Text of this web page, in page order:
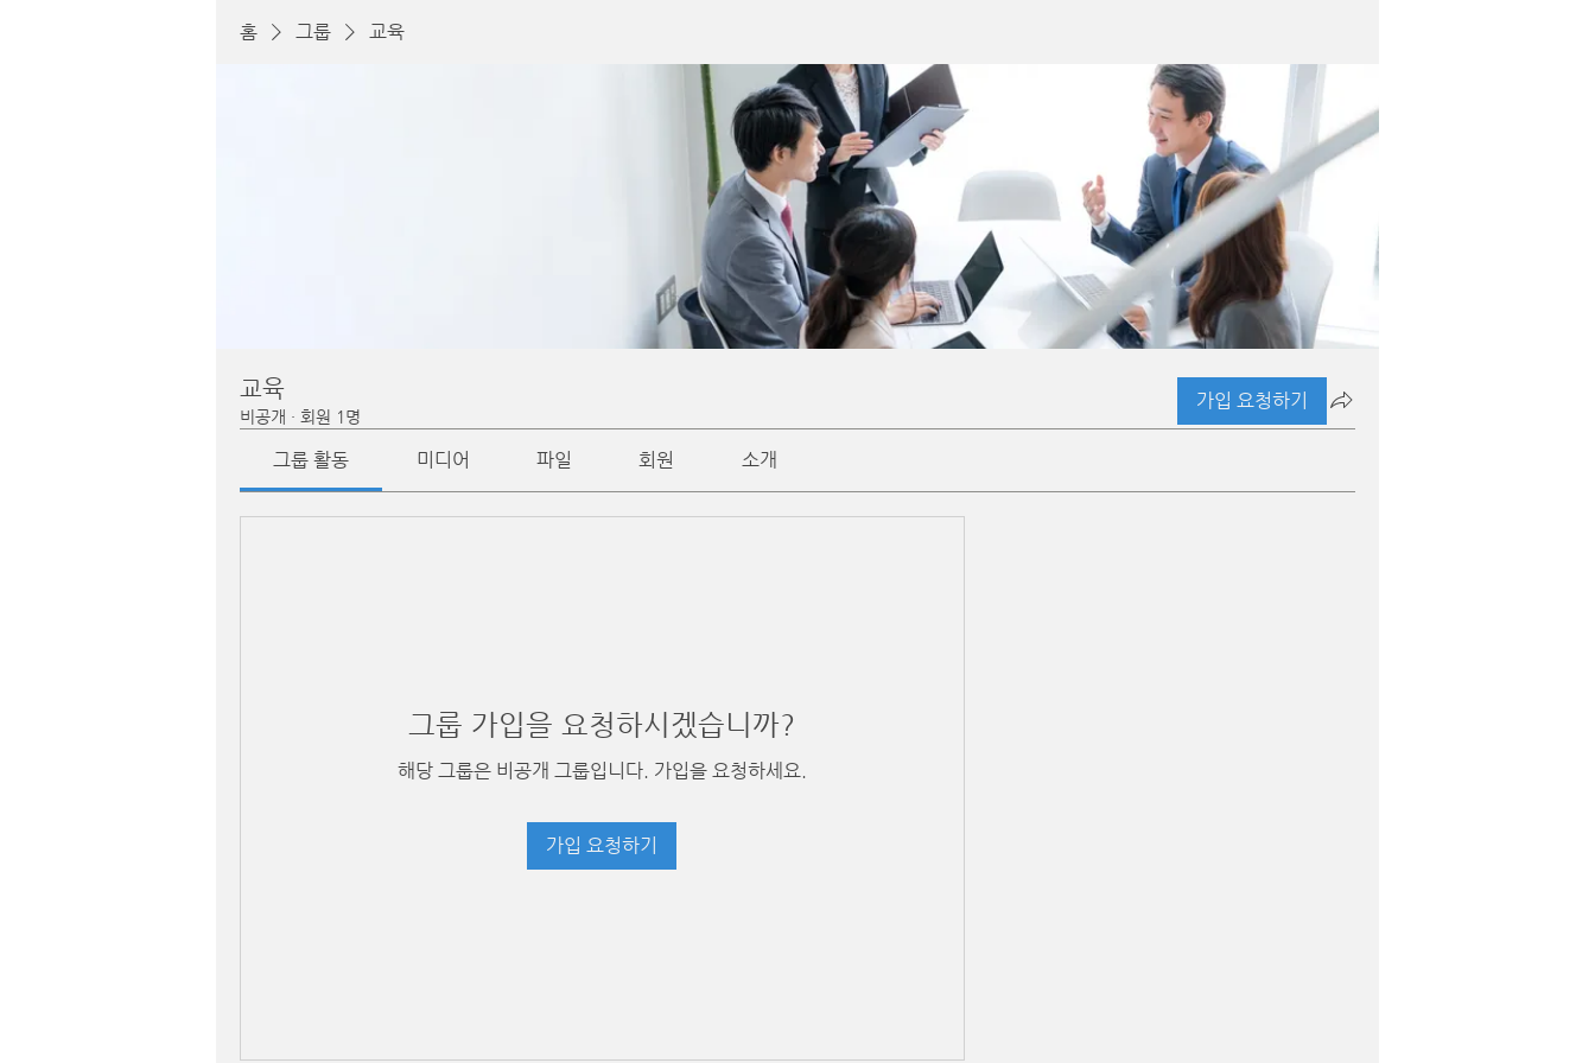
홈 그룹 교육
교육
비공개 · 회원 1명
가입 요청하기
그룹 활동 미디어 파일 회원 소개
그룹 가입을 요청하시겠습니까?
해당 그룹은 비공개 그룹입니다. 가입을 요청하세요.
가입 요청하기